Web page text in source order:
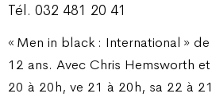
Tél. 032 481 20 41
« Men in black : International »
12 ans. Avec Chris Hemsworth
20 à 20h, ve 21 à 20h, sa 22 à